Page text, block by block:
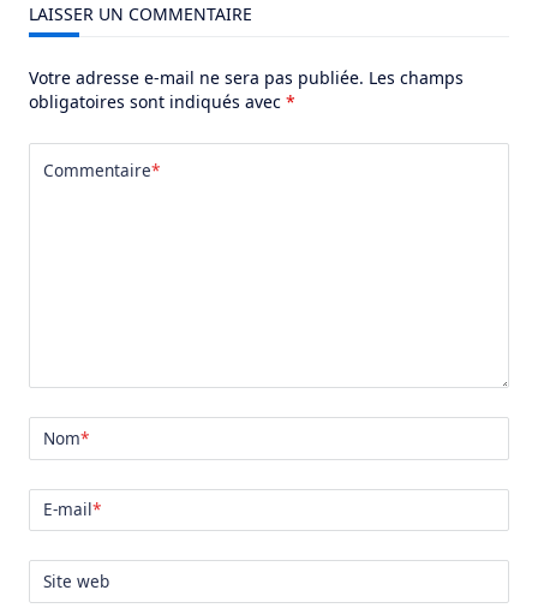
LAISSER UN COMMENTAIRE
Votre adresse e-mail ne sera pas publiée. Les champs
obligatoires sont indiqués avec *
Commentaire*
Nom*
E-mail*
Site web